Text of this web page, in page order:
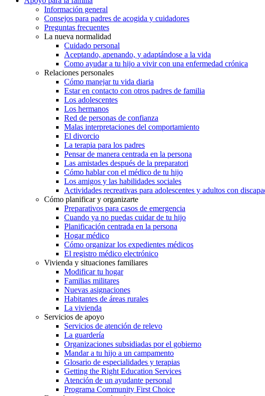
Información general
Consejos para padres de acogida y cuidadores
Preguntas frecuentes
La nueva normalidad
Cuidado personal
Aceptando, apenando, y adaptándose a la vida
Como ayudar a tu hijo a vivir con una enfermedad crónica
Relaciones personales
Cómo manejar tu vida diaria
Estar en contacto con otros padres de familia
Los adolescentes
Los hermanos
Red de personas de confianza
Malas interpretaciones del comportamiento
El divorcio
La terapia para los padres
Pensar de manera centrada en la persona
Las amistades después de la preparatori
Cómo hablar con el médico de tu hijo
Los amigos y las habilidades sociales
Actividades recreativas para adolescentes y adultos con
Cómo planificar y organizarte
Preparativos para casos de emergencia
Cuando ya no puedas cuidar de tu hijo
Planificación centrada en la persona
Hogar médico
Cómo organizar los expedientes médicos
El registro médico electrónico
Vivienda y situaciones familiares
Modificar tu hogar
Familias militares
Nuevas asignaciones
Habitantes de áreas rurales
La vivienda
Servicios de apoyo
Servicios de atención de relevo
La guardería
Organizaciones subsidiadas por el gobierno
Mandar a tu hijo a un campamento
Glosario de especialidades y terapias
Getting the Right Education Services
Atención de un ayudante personal
Programa Community First Choice